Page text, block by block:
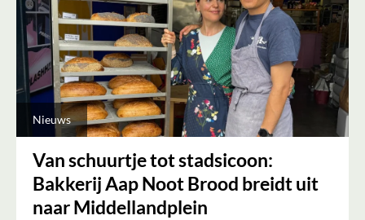
Nieuws
Van schuurtje tot stadsicoon:
Bakkerij Aap Noot Brood breidt uit
naar Middellandplein